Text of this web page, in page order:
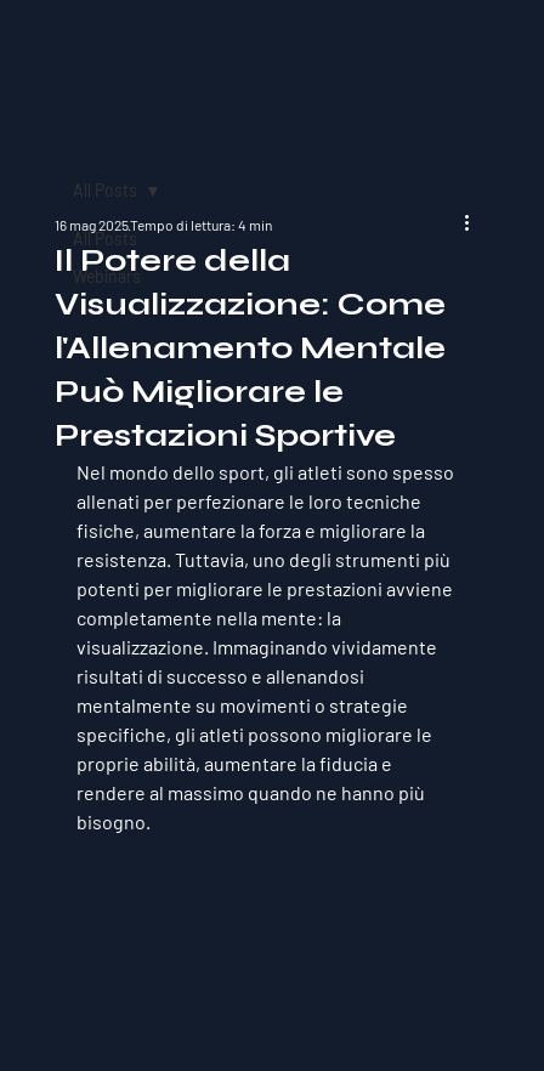
All Posts
Webinars
All Posts
Il Potere della
Visualizzazione: Come
l'Allenamento Mentale
Può Migliorare le
Prestazioni Sportive
16 mag 2025Tempo di lettura: 4 min
Nel mondo dello sport, gli atleti sono spesso
allenati per perfezionare le loro tecniche
fisiche, aumentare la forza e migliorare la
resistenza. Tuttavia, uno degli strumenti più
potenti per migliorare le prestazioni avviene
completamente nella mente: la
visualizzazione. Immaginando vividamente
risultati di successo e allenandosi
mentalmente su movimenti o strategie
specifiche, gli atleti possono migliorare le
proprie abilità, aumentare la fiducia e
rendere al massimo quando ne hanno più
bisogno.